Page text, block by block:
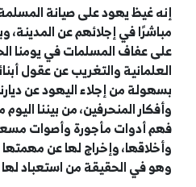
إنه غيظ يهود على صيانة
مباشرًا في إجلائهم عن المدينة،
على عفاف المسلمات في يومنا
العلمانية والتغريب عن عقول
بسهولة من إجلاء اليهود عن
وأفكار المنحرفين، من بيننا
فهم أدوات مأجورة وأصوات
وأخلاقها، وإخراج لها عن
وهو في الحقيقة من استعباد